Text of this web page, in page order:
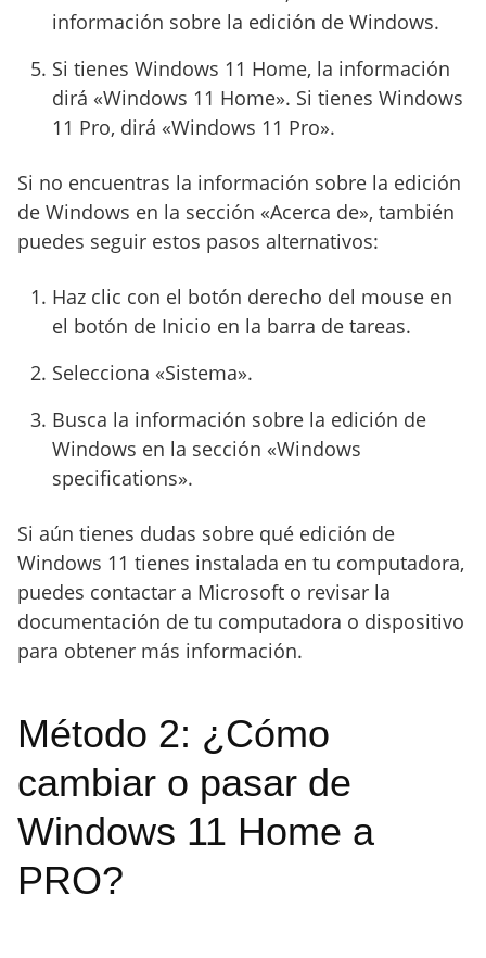
información sobre la edición de Windows.
Si tienes Windows 11 Home, la información
dirá «Windows 11 Home». Si tienes Windows
11 Pro, dirá «Windows 11 Pro».
Si no encuentras la información sobre la edición
de Windows en la sección «Acerca de», también
puedes seguir estos pasos alternativos:
Haz clic con el botón derecho del mouse en
el botón de Inicio en la barra de tareas.
Selecciona «Sistema».
Busca la información sobre la edición de
Windows en la sección «Windows
specifications».
Si aún tienes dudas sobre qué edición de
Windows 11 tienes instalada en tu computadora,
puedes contactar a Microsoft o revisar la
documentación de tu computadora o dispositivo
para obtener más información.
Método 2: ¿Cómo
cambiar o pasar de
Windows 11 Home a
PRO?